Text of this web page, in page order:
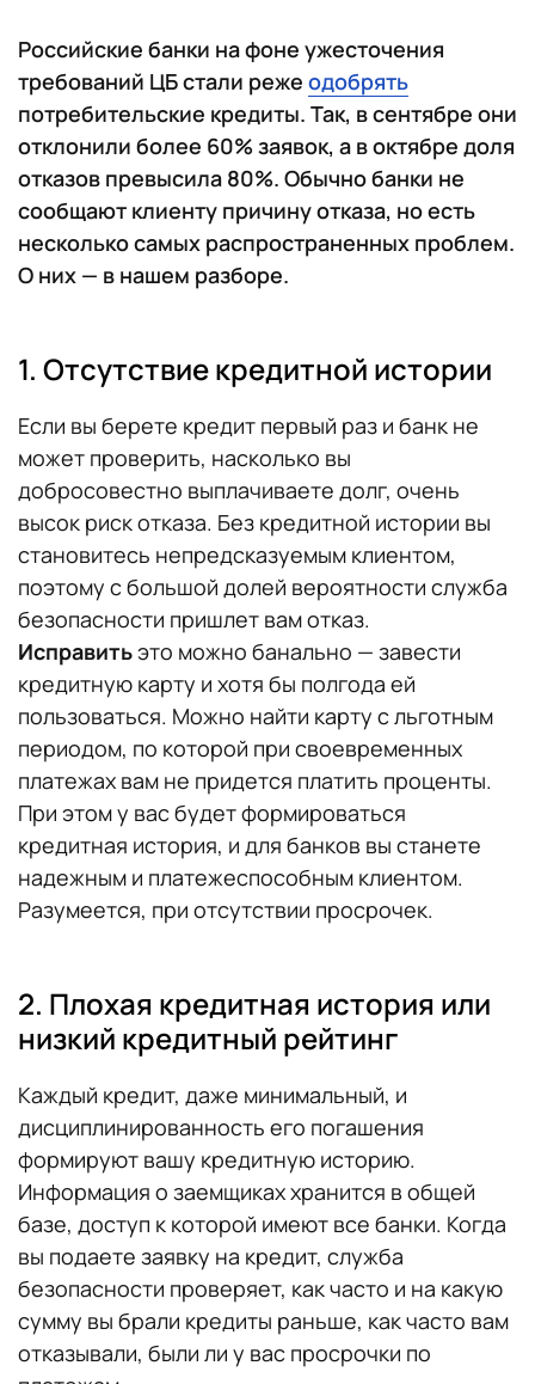
Российские банки на фоне ужесточения
требований ЦБ стали реже одобрять
потребительские кредиты. Так, в сентябре они
отклонили более 60% заявок, а в октябре доля
отказов превысила 80%. Обычно банки не
сообщают клиенту причину отказа, но есть
несколько самых распространенных проблем.
О них — в нашем разборе.
1. Отсутствие кредитной истории
Если вы берете кредит первый раз и банк не
может проверить, насколько вы
добросовестно выплачиваете долг, очень
высок риск отказа. Без кредитной истории вы
становитесь непредсказуемым клиентом,
поэтому с большой долей вероятности служба
безопасности пришлет вам отказ.
Исправитьэто можно банально — завести
кредитную карту и хотя бы полгода ей
пользоваться. Можно найти карту с льготным
периодом, по которой при своевременных
платежах вам не придется платить проценты.
При этом у вас будет формироваться
кредитная история, и для банков вы станете
надежным и платежеспособным клиентом.
Разумеется, при отсутствии просрочек.
2. Плохая кредитная история или
низкий кредитный рейтинг
Каждый кредит, даже минимальный, и
дисциплинированность его погашения
формируют вашу кредитную историю.
Информация о заемщиках хранится в общей
базе, доступ к которой имеют все банки. Когда
вы подаете заявку на кредит, служба
безопасности проверяет, как часто и на какую
сумму вы брали кредиты раньше, как часто вам
отказывали, были ли у вас просрочки по